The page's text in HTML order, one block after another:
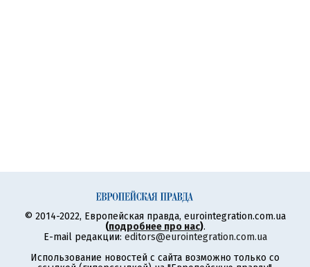
© 2014-2022, Европейская правда, eurointegration.com.ua
(подробнее про нас).
E-mail редакции: editors@eurointegration.com.ua
Использование новостей с сайта возможно только со